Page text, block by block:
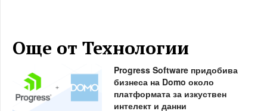
Още от Технологии
Progress Software придобива
бизнеса на Domo около
платформата за изкуствен
интелект и данни